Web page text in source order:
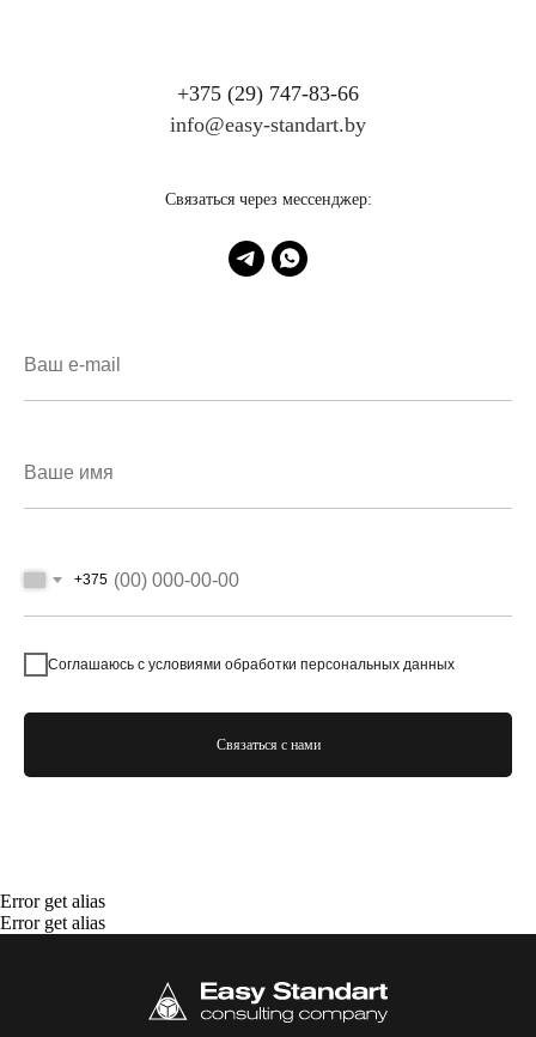
+375 (29) 747-83-66
info@easy-standart.by
Связаться через мессенджер:
+375
Соглашаюсь с условиями обработки персональных данных
Связаться с нами
Error get alias
Error get alias